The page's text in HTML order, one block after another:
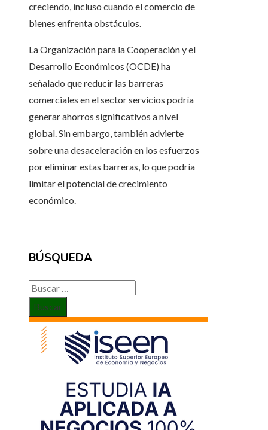
creciendo, incluso cuando el comercio de
bienes enfrenta obstáculos.
La Organización para la Cooperación y el
Desarrollo Económicos (OCDE) ha
señalado que reducir las barreras
comerciales en el sector servicios podría
generar ahorros significativos a nivel
global. Sin embargo, también advierte
sobre una desaceleración en los esfuerzos
por eliminar estas barreras, lo que podría
limitar el potencial de crecimiento
económico.
BÚSQUEDA
Buscar: